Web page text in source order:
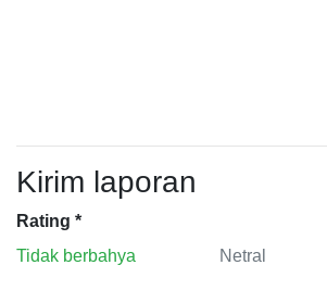
Kirim laporan
Rating *
Tidak berbahya
Netral